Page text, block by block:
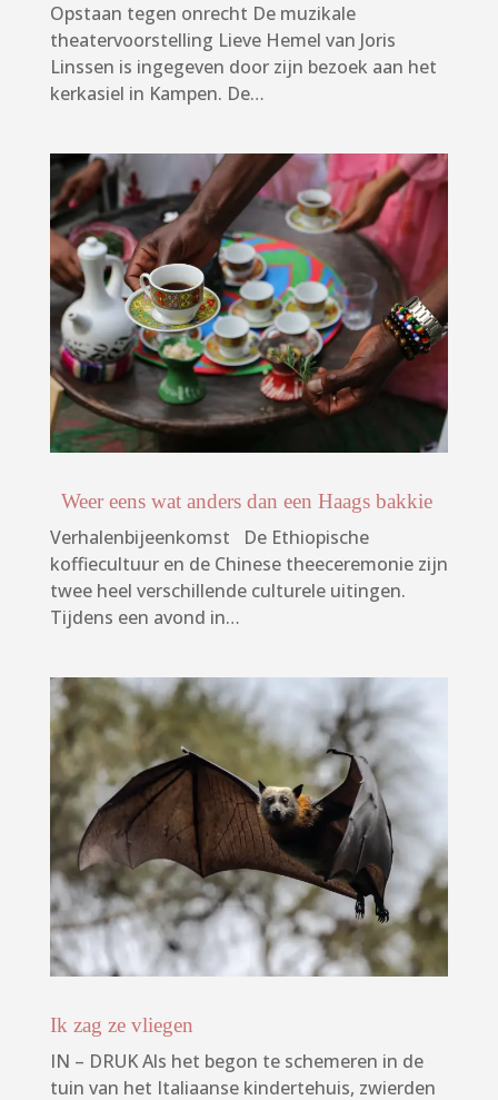
Opstaan tegen onrecht De muzikale
theatervoorstelling Lieve Hemel van Joris
Linssen is ingegeven door zijn bezoek aan het
kerkasiel in Kampen. De…
Weer eens wat anders dan een Haags bakkie
Verhalenbijeenkomst De Ethiopische
koffiecultuur en de Chinese theeceremonie zijn
twee heel verschillende culturele uitingen.
Tijdens een avond in…
Ik zag ze vliegen
IN – DRUK Als het begon te schemeren in de
tuin van het Italiaanse kindertehuis, zwierden